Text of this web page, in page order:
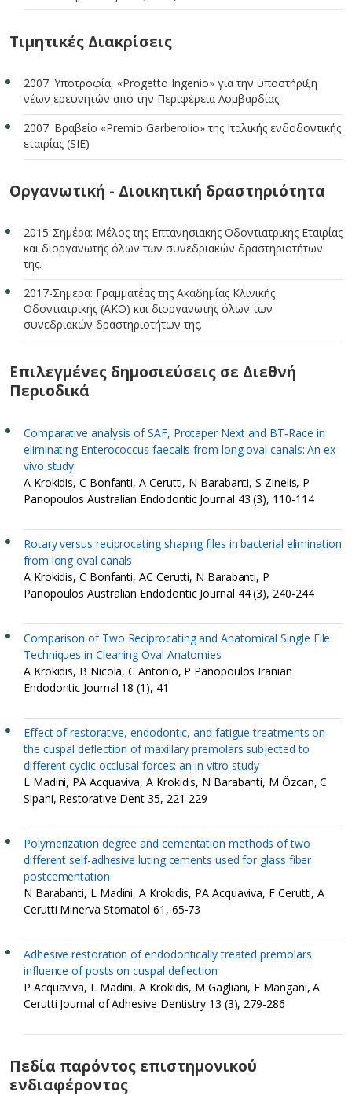
Τιμητικές Διακρίσεις
2007: Υποτροφία, «Progetto Ingenio» για την υποστήριξη
νέων ερευνητών από την Περιφέρεια Λομβαρδίας.
2007: Βραβείο «Premio Garberolio» της Ιταλικής ενδοδοντικής
εταιρίας (SIE)
Οργανωτική - Διοικητική δραστηριότητα
2015-Σημέρα: Μέλος της Επτανησιακής Οδοντιατρικής Εταιρίας
και διοργανωτής όλων των συνεδριακών δραστηριοτήτων
της.
2017-Σημερα: Γραμματέας της Ακαδημίας Κλινικής
Οδοντιατρικής (ΑΚΟ) και διοργανωτής όλων των
συνεδριακών δραστηριοτήτων της.
Επιλεγμένες δημοσιεύσεις σε Διεθνή
Περιοδικά
Comparative analysis of SAF, Protaper Next and BT‐Race in
eliminating Enterococcus faecalis from long oval canals: An ex
vivo study
A Krokidis, C Bonfanti, A Cerutti, N Barabanti, S Zinelis, P
Panopoulos Australian Endodontic Journal 43 (3), 110-114
Rotary versus reciprocating shaping files in bacterial elimination
from long oval canals
A Krokidis, C Bonfanti, AC Cerutti, N Barabanti, P
Panopoulos Australian Endodontic Journal 44 (3), 240-244
Comparison of Two Reciprocating and Anatomical Single File
Techniques in Cleaning Oval Anatomies
A Krokidis, B Nicola, C Antonio, P Panopoulos Iranian
Endodontic Journal 18 (1), 41
Effect of restorative, endodontic, and fatigue treatments on
the cuspal deflection of maxillary premolars subjected to
different cyclic occlusal forces: an in vitro study
L Madini, PA Acquaviva, A Krokidis, N Barabanti, M Özcan, C
Sipahi, Restorative Dent 35, 221-229
Polymerization degree and cementation methods of two
different self-adhesive luting cements used for glass fiber
postcementation
N Barabanti, L Madini, A Krokidis, PA Acquaviva, F Cerutti, A
Cerutti Minerva Stomatol 61, 65-73
Adhesive restoration of endodontically treated premolars:
influence of posts on cuspal deflection
P Acquaviva, L Madini, A Krokidis, M Gagliani, F Mangani, A
Cerutti Journal of Adhesive Dentistry 13 (3), 279-286
Πεδία παρόντος επιστημονικού
ενδιαφέροντος